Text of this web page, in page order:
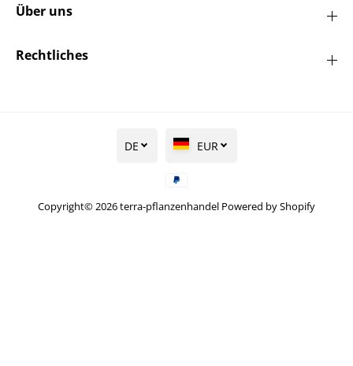
Über uns
Rechtliches
Copyright© 2026terra-pflanzenhandel Powered by Shopify
DE EUR